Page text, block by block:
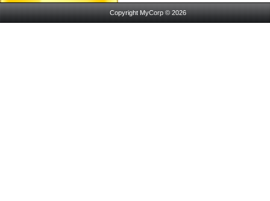
Copyright MyCorp © 2026